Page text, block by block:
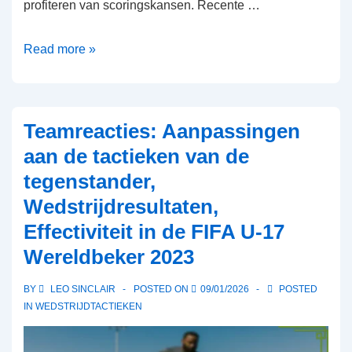
profiteren van scoringskansen. Recente …
Duitsland
strategieën,
Scoring
efficiëntie,
Wedstrijdresultaten
Read more »
Teamreacties: Aanpassingen
aan de tactieken van de
tegenstander,
Wedstrijdresultaten,
Effectiviteit in de FIFA U-17
Wereldbeker 2023
BY LEO SINCLAIR POSTED ON 09/01/2026
POSTED
IN WEDSTRIJDTACTIEKEN